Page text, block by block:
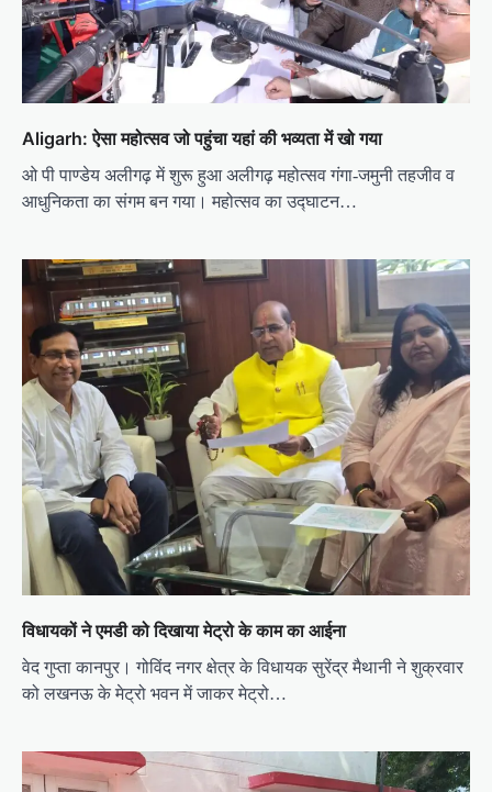
o
n
Aligarh: ऐसा महोत्सव जो पहुंचा यहां की भव्यता में खो गया
ओ पी पाण्डेय अलीगढ़ में शुरू हुआ अलीगढ़ महोत्सव गंगा-जमुनी तहजीव व
आधुनिकता का संगम बन गया। महोत्सव का उद्घाटन…
विधायकों ने एमडी को दिखाया मेट्रो के काम का आईना
वेद गुप्ता कानपुर। गोविंद नगर क्षेत्र के विधायक सुरेंद्र मैथानी ने शुक्रवार
को लखनऊ के मेट्रो भवन में जाकर मेट्रो…